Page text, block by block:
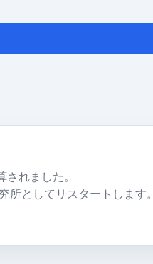
れました。
所としてリスタートします。